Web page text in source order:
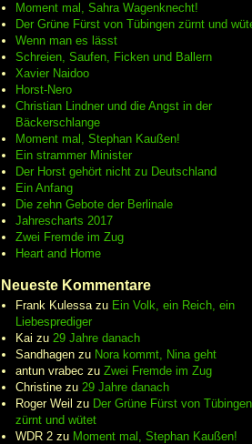
Moment mal, Sahra Wagenknecht!
Der Grüne Fürst von Tübingen zürnt und
Wenn man es lässt
Schreien, Saufen, Ficken und Ballern
Xavier Naidoo
Horst-Nero
Christian Lindner und die Angst in der
Bäckerschlange
Moment mal, Stephan Kaußen!
Ein strammer Minister
Der Horst gehört nicht zu Deutschland
Ein Anfang
Die zehn Gebote der Berlinale
Jahrescharts 2017
Zwei Fremde im Zug
Heart and Home
Neueste Kommentare
Frank Kulessazu Ein Volk, ein Reich, ein
Liebesprediger
Kai zu 29 Jahre danach
Sandhagenzu Nora kommt, Nina geht
antun vrabec zu Zwei Fremde im Zug
Christinezu 29 Jahre danach
Roger Weil zu Der Grüne Fürst von Tübingen
zürnt und wütet
WDR 2zu Moment mal, Stephan Kaußen!